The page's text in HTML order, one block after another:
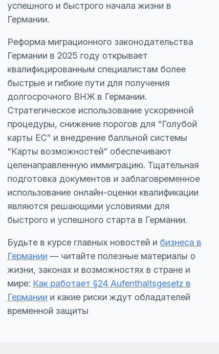
успешного и быстрого начала жизни в
Германии.
Реформа миграционного законодательства
Германии в 2025 году открывает
квалифицированным специалистам более
быстрые и гибкие пути для получения
долгосрочного ВНЖ в Германии.
Стратегическое использование ускоренной
процедуры, снижение порогов для “Голубой
карты ЕС” и внедрение балльной системы
“Карты возможностей” обеспечивают
целенаправленную иммиграцию. Тщательная
подготовка документов и заблаговременное
использование онлайн-оценки квалификации
являются решающими условиями для
быстрого и успешного старта в Германии.
Будьте в курсе главных новостей и бизнеса в
Германии — читайте полезные материалы о
жизни, законах и возможностях в стране и
мире: Как работает §24 Aufenthaltsgesetz в
Германии и какие риски ждут обладателей
временной защиты